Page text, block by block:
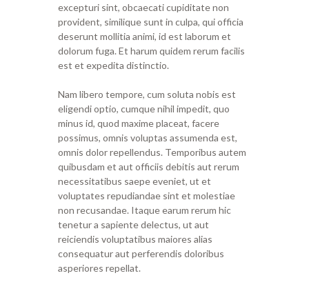
excepturi sint, obcaecati cupiditate non
provident, similique sunt in culpa, qui officia
deserunt mollitia animi, id est laborum et
dolorum fuga. Et harum quidem rerum facilis
est et expedita distinctio.
Nam libero tempore, cum soluta nobis est
eligendi optio, cumque nihil impedit, quo
minus id, quod maxime placeat, facere
possimus, omnis voluptas assumenda est,
omnis dolor repellendus. Temporibus autem
quibusdam et aut officiis debitis aut rerum
necessitatibus saepe eveniet, ut et
voluptates repudiandae sint et molestiae
non recusandae. Itaque earum rerum hic
tenetur a sapiente delectus, ut aut
reiciendis voluptatibus maiores alias
consequatur aut perferendis doloribus
asperiores repellat.